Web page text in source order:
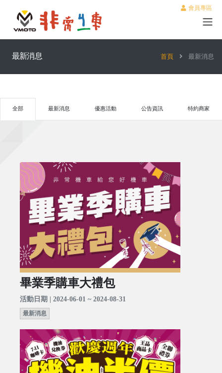
會員專區
最新消息 首頁 最新消息
全部 最新消息 優惠活動 公告資訊 特約商家
畢業季購車大禮包
活動日期 | 2024-06-01 ~ 2024-08-31
最新消息